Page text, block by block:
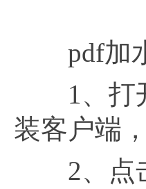
pdf加水
1、打开
装客户端
2、点击